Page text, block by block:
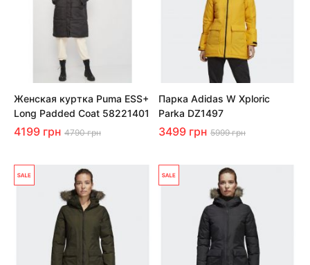
Женская куртка Puma ESS+
Long Padded Coat 58221401
4199 грн 4790 грн
Парка Adidas W Xploric
Parka DZ1497
3499 грн 5999 грн